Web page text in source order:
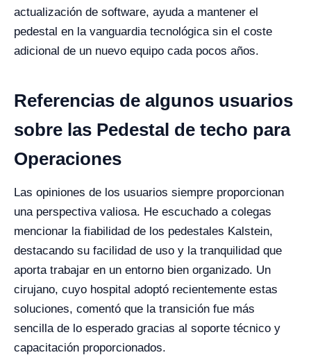
actualización de software, ayuda a mantener el
pedestal en la vanguardia tecnológica sin el coste
adicional de un nuevo equipo cada pocos años.
Referencias de algunos usuarios
sobre las Pedestal de techo para
Operaciones
Las opiniones de los usuarios siempre proporcionan
una perspectiva valiosa. He escuchado a colegas
mencionar la fiabilidad de los pedestales Kalstein,
destacando su facilidad de uso y la tranquilidad que
aporta trabajar en un entorno bien organizado. Un
cirujano, cuyo hospital adoptó recientemente estas
soluciones, comentó que la transición fue más
sencilla de lo esperado gracias al soporte técnico y
capacitación proporcionados.